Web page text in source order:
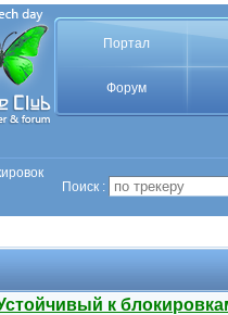
Портал
Форум
Поиск :
к